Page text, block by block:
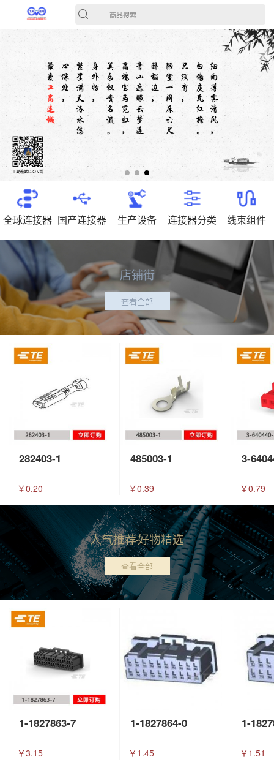
商品搜索
全球连接器 国产连接器 生产设备 连接器分类 线束组件
店铺街
查看全部
282403-1
￥0.20
485003-1
￥0.39
3-
￥0.79
人气推荐好物精选
查看全部
1-1827863-7
￥3.15
1-1827864-0
￥1.45
1-
￥1.51